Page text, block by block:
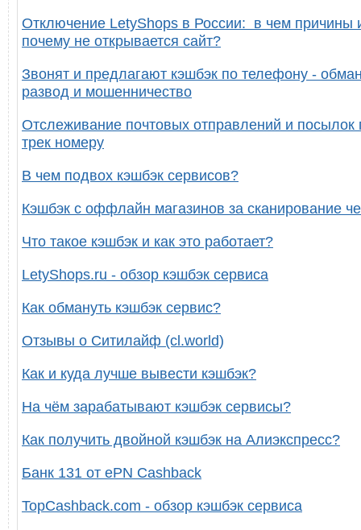
Отключение LetyShops в России: в чем причины
почему не открывается сайт?
Звонят и предлагают кэшбэк по телефону -
развод и мошенничество
Отслеживание почтовых отправлений и посылок
трек номеру
В чем подвох кэшбэк сервисов?
Кэшбэк с оффлайн магазинов за сканирование
Что такое кэшбэк и как это работает?
LetyShops.ru - обзор кэшбэк сервиса
Как обмануть кэшбэк сервис?
Отзывы о Ситилайф (cl.world)
Как и куда лучше вывести кэшбэк?
На чём зарабатывают кэшбэк сервисы?
Как получить двойной кэшбэк на Алиэкспресс?
Банк 131 от ePN Cashback
TopCashback.com - обзор кэшбэк сервиса